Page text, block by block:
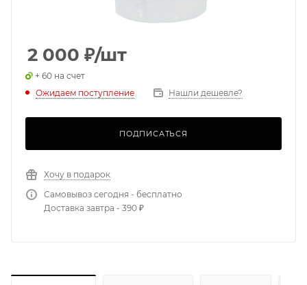
2 000 ₽/шт
+ 60 на счет
Ожидаем поступление
Нашли дешевле?
ПОДПИСАТЬСЯ
Хочу в подарок
Самовывоз сегодня - бесплатно
Доставка завтра - 390 ₽